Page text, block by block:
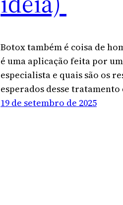
Botox também é coisa de
é uma aplicação feita por
especialista e quais são os
esperados desse
19 de setembro de 2025